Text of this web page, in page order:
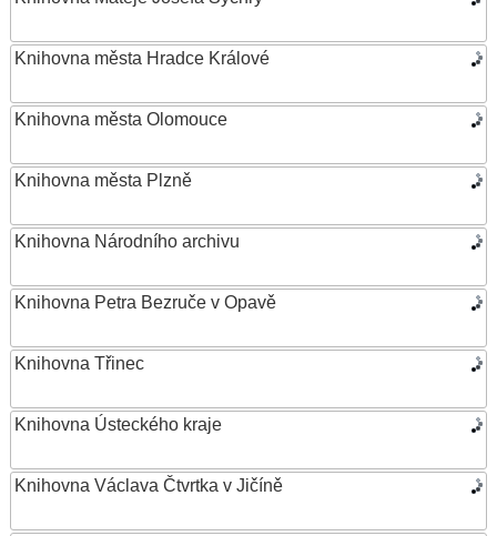
Knihovna města Hradce Králové
Knihovna města Olomouce
Knihovna města Plzně
Knihovna Národního archivu
Knihovna Petra Bezruče v Opavě
Knihovna Třinec
Knihovna Ústeckého kraje
Knihovna Václava Čtvrtka v Jičíně